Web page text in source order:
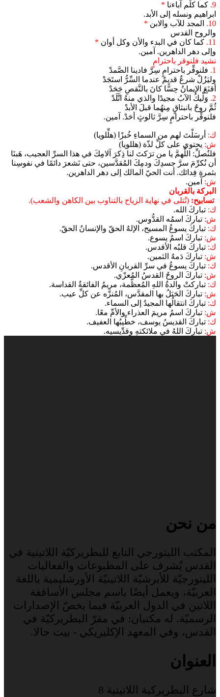
9. كما كلّم آباءنا *
ابراهيم ونسله إلى الأبد.
10.
المجد للآب والابن *
والروح القدس
11. كما كان في البدء والأن وكل أوان *
وإلى دهر الداهرين. آمين.
نشيد فلنوقر باحترامٍ
1. فلنوقِّر باحترامٍ سِرَّ فادينا الصَّمدْ
وليَزُلْ شرعٌ قديمٌ عندما السِّرُّ استَجَدْ
أقنَعَ الإيمانُ حِسًّا كانَ بالنَّقصِ جَحَدْ
2. وَلْيكُ الآبُ مجيدًا والذي منهُ اتَّلَدْ
ثُمَّ روحٌ بانبثاقٍ مِنهُما قبلَ الأبدْ
فلنوقِّر باحترامٍ سِرَّ ثالوثٍ أحَدْ. آمين.
ك: أرسَلْتَ لهم من السماءِ خُبزًا (هلِّلويا)
ش: يحتوي على كلِّ لذّة (هللويا)
فلنُصلِّ: اللَّهمَّ يا من ترَكتَ لنا ذِكرَ آلامِكَ في هذا السرِّ العجيب، هَبنَا
أن نُكرِّمَ سرَّ جسدِكَ ودمِكَ المُقدَّسين، حتى نَشعرَ دائمًا في نفوسِنا
بثمرةِ فِدائك. أنت الحيّ المالك إلى دهر الداهرين.
ش: آمين.
البركة بالقربان
تسابيح: (تُتلى في نهاية الزياح بالتناوب بين الكاهن والشعب).
ك: تباركَ الله.
ش: تباركَ اسمُه القدُّوس.
ك: تباركَ يسوعُ المسيح، الإلهُ الحقّ والإنسانُ الحقّ.
ش: تباركَ اسمُ يسوع.
ك: تباركَ قلبُه الأقدس.
ش: تباركَ دَمهُ الثمين.
ك: تباركَ يسوعُ في سرِّ القربانِ الأقدس.
ش: تباركَ الروحُ القدسُ المُعزّي.
ك: تباركتْ والدةُ اللهِ المُعظَّمة، مريمُ الفائقةُ القداسة.
ش: تباركَ الحَبَلُ بها المقدَّس، المُنزَّه عن كلِّ عيب.
ك: تباركَ انتقالُها المجيدُ إلى السماء.
ش: تباركَ اسمُ مريمَ العذراء والأمِّ معًا.
ك: تباركَ القديسُ يوسف، خطِّيبُها العفيف.
ش: تباركَ اللهُ في ملائكتهِ وقدِّيسيه.
من نحن
المكتب الليتورجي التابع للبطريركيّة اللاتينية في
القدس يُشرف على المطبوعات والفعاليات
الليتورجيّة للأبرشيّة اللاتينيّة الأورشليمية باللغة
العربيّة، ويعمل أيضًا باسم مجلس الأساقفة
اللاتين في الدول العربيّة فيما يخصّ الإصدارات
الرسميّة. له مكتبان: في مقرّ البطريركيّة في
القدس، وفي المعهد الإكليريكي - بيت جالا.
العنوان
شارع البطريركية اللاتينية 8